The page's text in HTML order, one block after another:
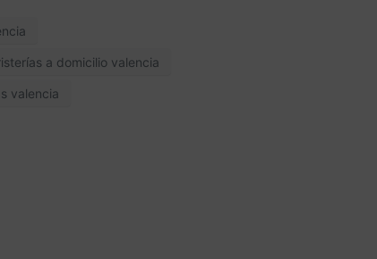
a domicilio valencia
valencia